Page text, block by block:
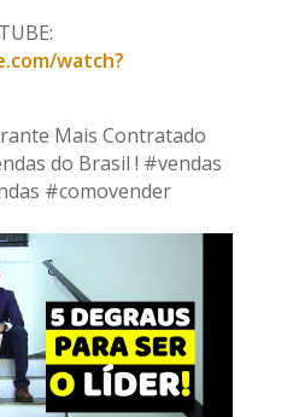
watch?
Mais Contratado
do Brasil ! #vendas
#comovender